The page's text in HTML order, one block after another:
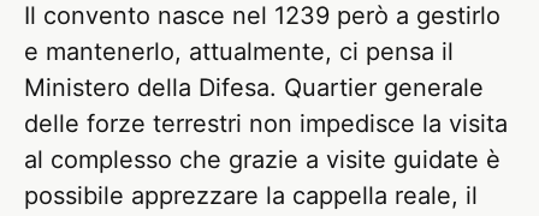
Il convento nasce nel 1239 però a gestirlo
e mantenerlo, attualmente, ci pensa il
Ministero della Difesa. Quartier generale
delle forze terrestri non impedisce la visita
al complesso che grazie a visite guidate è
possibile apprezzare la cappella reale, il